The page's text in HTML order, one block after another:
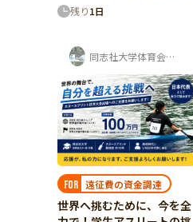
残り1日
同志社大学体育会カヌー部 寺岡夏鈴
FOR 遠征費の資金調達
世界へ挑むために、今を全